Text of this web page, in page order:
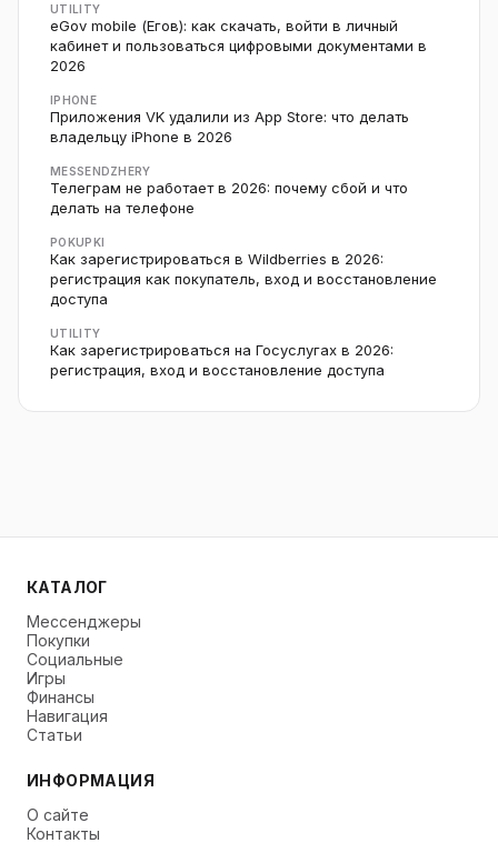
UTILITY
eGov mobile (Егов): как скачать, войти в личный
кабинет и пользоваться цифровыми документами в
2026
IPHONE
Приложения VK удалили из App Store: что делать
владельцу iPhone в 2026
MESSENDZHERY
Телеграм не работает в 2026: почему сбой и что
делать на телефоне
POKUPKI
Как зарегистрироваться в Wildberries в 2026:
регистрация как покупатель, вход и восстановление
доступа
UTILITY
Как зарегистрироваться на Госуслугах в 2026:
регистрация, вход и восстановление доступа
КАТАЛОГ
Мессенджеры
Покупки
Социальные
Игры
Финансы
Навигация
Статьи
ИНФОРМАЦИЯ
О сайте
Контакты